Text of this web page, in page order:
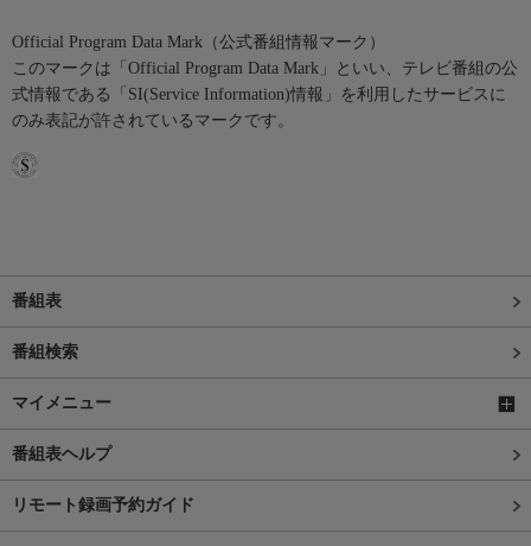
Official Program Data Mark（公式番組情報マーク）
このマークは「Official Program Data Mark」といい、テレビ番組の公
式情報である「SI(Service Information)情報」を利用したサービスに
のみ表記が許されているマークです。
番組表
番組検索
マイメニュー
番組表ヘルプ
リモート録画予約ガイド